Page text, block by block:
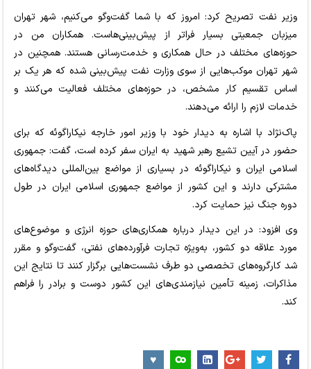
وزیر نفت تصریح کرد: امروز که با شما گفت‌وگو می‌کنیم، شهر تهران
میزبان جمعیتی بسیار فراتر از پیش‌بینی‌هاست. همکاران من در
حوزه‌های مختلف در حال همکاری و خدمت‌رسانی هستند. همچنین در
شهر تهران موکب‌هایی از سوی وزارت نفت پیش‌بینی شده که هر یک بر
اساس تقسیم کار مشخص، در حوزه‌های مختلف فعالیت می‌کنند و
خدمات لازم را ارائه می‌دهند.
پاک‌نژاد با اشاره به دیدار خود با وزیر امور خارجه نیکاراگوئه که برای
حضور در آیین تشیع رهبر شهید به ایران سفر کرده است، گفت: جمهوری
اسلامی ایران و نیکاراگوئه در بسیاری از مواضع بین‌المللی دیدگاه‌های
مشترکی دارند و این کشور از مواضع جمهوری اسلامی ایران در طول
دوره جنگ نیز حمایت کرد.
وی افزود: در این دیدار درباره همکاری‌های حوزه انرژی و موضوع‌های
مورد علاقه دو کشور، به‌ویژه تجارت فرآورده‌های نفتی، گفت‌وگو و مقرر
شد کارگروه‌های تخصصی دو طرف نشست‌هایی برگزار کنند تا نتایج این
مذاکرات، زمینه تأمین نیازمندی‌های این کشور دوست و برادر را فراهم
کند.